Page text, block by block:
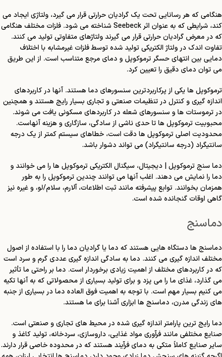
هنگامی که هر رسانایی تحت یک گرادیان حرارتی قرار می گیرد، ولتاژی ایجاد می
کند، شرایطی که به عنوان اثر Seebeck شناخته می شود. فلزات مختلف هنگامی
که در معرض گرادیان حرارتی قرار می گیرند ولتاژهای متفاوتی تولید می کنند.
تفاوت اندک در ولتاژ الکتریکی تولید شده توسط فلزات غیرمشابه با اختلاف
دمایی بین انتهای حسگر ترموکوپل و دمای مرجع متناسب است. از این طریق
می توان دمای دقیق را تعیین کرد.
ترموکوپل ها یکی از پرکاربردترین سنسورهای دما هستند. آنها در کاربردهای
اندازه گیری و کنترل در تنظیمات صنعتی و تجاری بسیار رایج هستند و همچنین
در ترموستات ها و سنسورهای شعله در کاربردهای مسکونی یافت می شوند.
محبوبیت ترموکوپل ها تا حدی ناشی از سادگی، سازگاری و هزینه آنهاست.
محدودیت اصلی ترموکوپل ها دقت است، خطاهای سیستم کمتر از یک درجه
سانتیگراد (درجه سانتیگراد) می تواند دشوار باشد.
دما سنج ترموکوپل | دیجیتال، سیگنال الکتریکی ترموکوپل ها را می خوانند و
دما را نمایش می دهند. اغلب آنها می توانند چندین ترموکوپل را به طور
همزمان بخوانند. توابع پیشرفته مانند ثبت اطلاعات، آلارم، سلام/لو، و غیره نیز
گاهی اوقات گنجانده شده است.
دماسنج
دماسنج ها دستگاه هایی هستند که دما یا گرادیان دما را با استفاده از اصول
مختلف اندازه گیری می کنند. دما به سادگی اندازه گیری عددی گرم و سرد است
که در کاربردهای مختلف از اهمیت زیادی برخوردار است. دما بر راحتی ما تأثیر
می گذارد، غذای ما را می پزد و برای تولید بسیاری از محصولاتی که به آنها تکیه
می کنیم بسیار مهم است. با توجه به اهمیت فوق العاده دما در بسیاری از جنبه
های زندگی مدرن، دماسنج ها ابزاری آشنا برای ما هستند.
دما رایج ترین پارامتر اندازه گیری شده در محیط های تجاری و صنعتی است.
صنایع مختلفی مانند فرآوری مواد غذایی، داروسازی، سردخانه، تولید کاغذ و
سایر صنایع کاملاً متکی به دمای فرآیند هستند که در محدوده خاصی قرار دارند.